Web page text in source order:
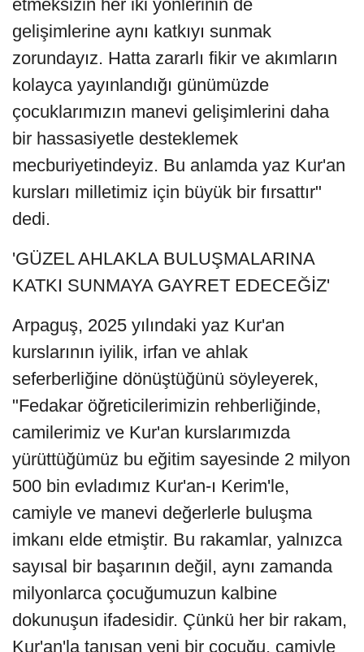
etmeksizin her iki yönlerinin de
gelişimlerine aynı katkıyı sunmak
zorundayız. Hatta zararlı fikir ve akımların
kolayca yayınlandığı günümüzde
çocuklarımızın manevi gelişimlerini daha
bir hassasiyetle desteklemek
mecburiyetindeyiz. Bu anlamda yaz Kur'an
kursları milletimiz için büyük bir fırsattır"
dedi.
'GÜZEL AHLAKLA BULUŞMALARINA
KATKI SUNMAYA GAYRET EDECEĞİZ'
Arpaguş, 2025 yılındaki yaz Kur'an
kurslarının iyilik, irfan ve ahlak
seferberliğine dönüştüğünü söyleyerek,
"Fedakar öğreticilerimizin rehberliğinde,
camilerimiz ve Kur'an kurslarımızda
yürüttüğümüz bu eğitim sayesinde 2 milyon
500 bin evladımız Kur'an-ı Kerim'le,
camiyle ve manevi değerlerle buluşma
imkanı elde etmiştir. Bu rakamlar, yalnızca
sayısal bir başarının değil, aynı zamanda
milyonlarca çocuğumuzun kalbine
dokunuşun ifadesidir. Çünkü her bir rakam,
Kur'an'la tanışan yeni bir çocuğu, camiyle